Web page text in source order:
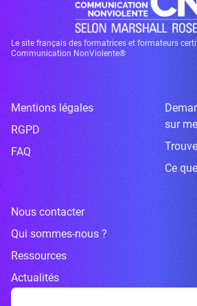
Le site français des formatrices et formateurs
Communication NonViolente®
Mentions légales
RGPD
FAQ
sur
Ce
Nous contacter
Qui sommes-nous ?
Ressources
Actualités